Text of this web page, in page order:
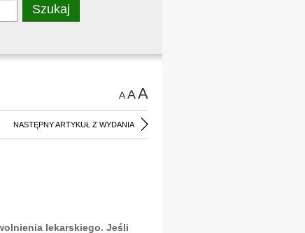
AAA
NASTĘPNY ARTYKUŁ Z WYDANIA
lekarskiego. Jeśli